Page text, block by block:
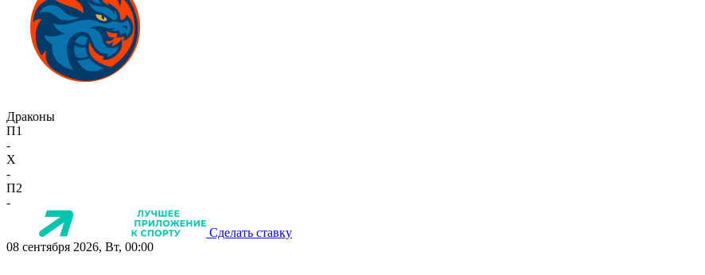
Драконы
П1
-
X
-
П2
-
Сделать ставку
08 сентября 2026, Вт, 00:00